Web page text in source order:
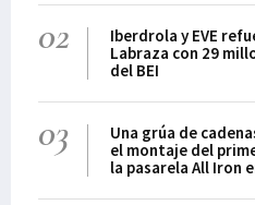
02
Iberdrola y EVE
Labraza con 29
del BEI
03
Una grúa de
el montaje del
la pasarela All Iron